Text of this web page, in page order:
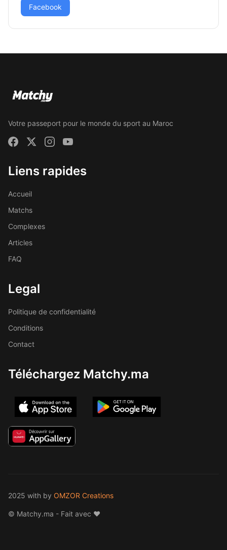
Facebook
Votre passeport pour le monde du sport au Maroc
Liens rapides
Accueil
Matchs
Complexes
Articles
FAQ
Legal
Politique de confidentialité
Conditions
Contact
Téléchargez Matchy.ma
2025 with by OMZOR Creations
© Matchy.ma - Fait avec ❤️